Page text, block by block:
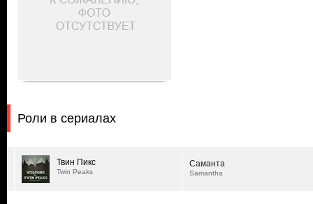
Роли в сериалах
Твин Пикс
Twin Peaks
Саманта
Samantha